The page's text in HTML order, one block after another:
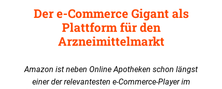
Der e-Commerce Gigant als
Plattform für den
Arzneimittelmarkt
Amazon ist neben Online Apotheken schon längst
einer der relevantesten e-Commerce-Player im